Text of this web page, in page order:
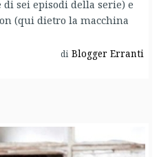
sei episodi della serie) e
(qui dietro la macchina
di Blogger Erranti